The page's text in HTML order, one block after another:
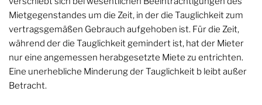
Mietgegenstandes um die Zeit, in der die Tauglichkeit zum
vertragsgemäßen Gebrauch aufgehoben ist. Für die Zeit,
während der die Tauglichkeit gemindert ist, hat der Mieter
nur eine angemessen herabgesetzte Miete zu entrichten.
Eine unerhebliche Minderung der Tauglichkeit b leibt außer
Betracht.